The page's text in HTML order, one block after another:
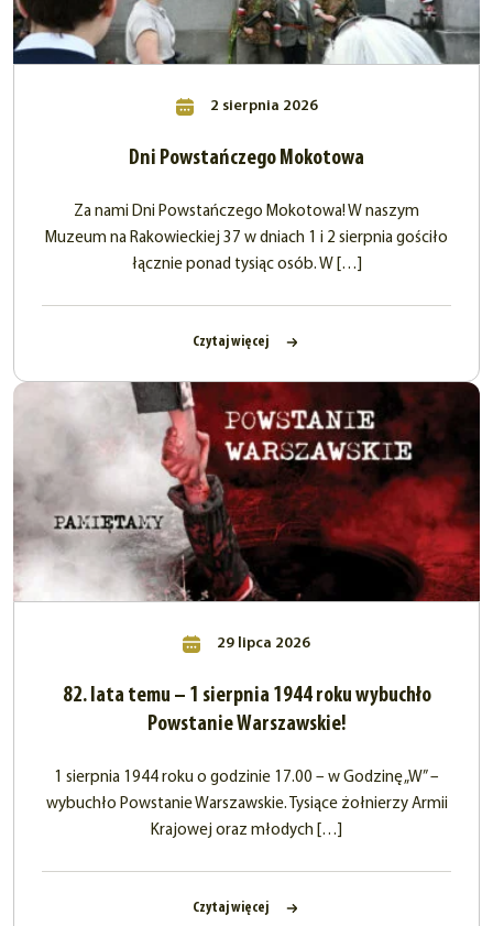
2 sierpnia 2026
Dni Powstańczego Mokotowa
Za nami Dni Powstańczego Mokotowa! W naszym
Muzeum na Rakowieckiej 37 w dniach 1 i 2 sierpnia gościło
łącznie ponad tysiąc osób. W […]
Czytaj więcej
29 lipca 2026
82. lata temu – 1 sierpnia 1944 roku wybuchło
Powstanie Warszawskie!
1 sierpnia 1944 roku o godzinie 17.00 – w Godzinę „W” –
wybuchło Powstanie Warszawskie. Tysiące żołnierzy Armii
Krajowej oraz młodych […]
Czytaj więcej